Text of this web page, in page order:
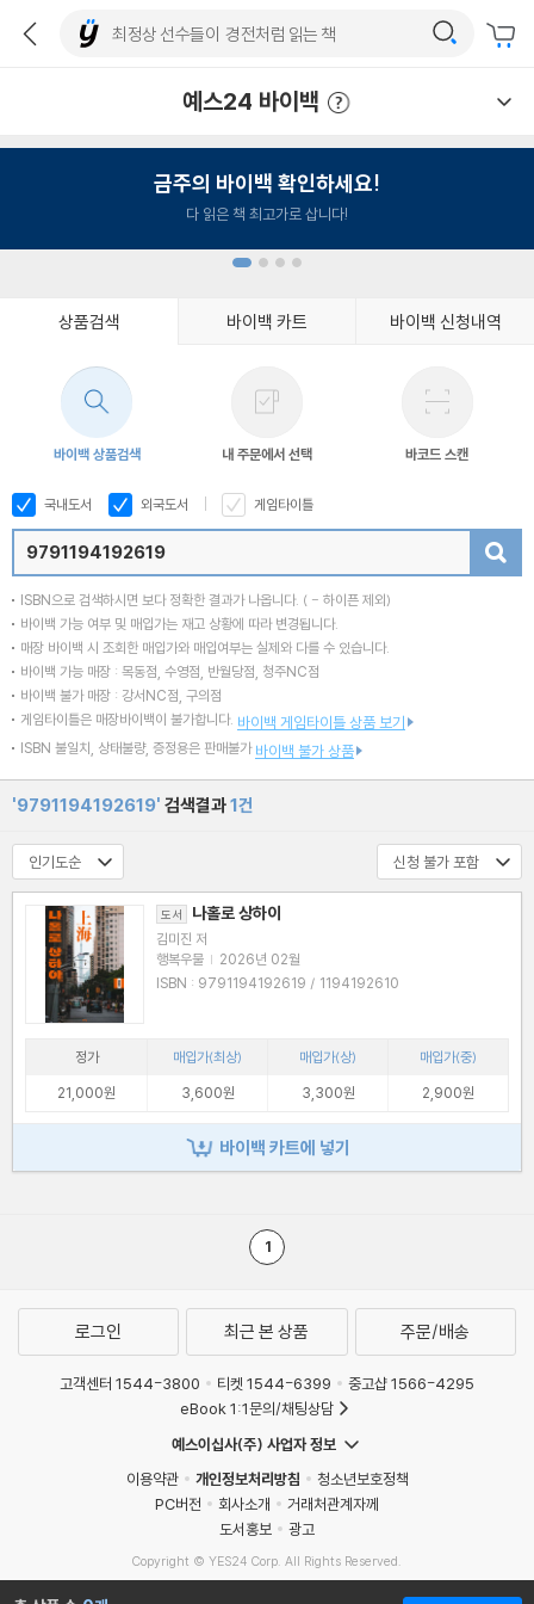
예스24 바이백
금주의 바이백 확인하세요!
다 읽은 책 최고가로 삽니다!
상품검색 바이백 카트 바이백 신청내역
바이백 상품검색 내 주문에서 선택 바코드 스캔
국내도서 외국도서 게임타이틀
ISBN으로 검색하시면 보다 정확한 결과가 나옵니다. ( - 하이픈 제외)
바이백 가능 여부 및 매입가는 재고 상황에 따라 변경됩니다.
매장 바이백 시 조회한 매입가와 매입여부는 실제와 다를 수 있습니다.
바이백 가능 매장 : 목동점, 수영점, 반월당점, 청주NC점
바이백 불가 매장 : 강서NC점, 구의점
게임타이틀은 매장바이백이 불가합니다. 바이백 게임타이틀 상품 보기
ISBN 불일치, 상태불량, 증정용은 판매불가 바이백 불가 상품
'9791194192619' 검색결과1건
도서 나홀로 상하이
김미진 저
행복우물 | 2026년 02월
ISBN : 9791194192619 / 1194192610
정가 매입가(최상) 매입가(상)
매입가(중)
21,000원
3,600원 3,300원 2,900원
바이백 카트에 넣기
1
로그인 최근 본 상품 주문/배송
고객센터 1544-3800 티켓 1544-6399
중고샵 1566-4295
eBook 1:1문의/채팅상담
예스이십사(주) 사업자 정보
이용약관
개인정보처리방침
청소년보호정책
PC버전
회사소개
거래처관계자께
도서홍보
광고
Copyright © YES24 Corp. All Rights Reserved.
MATOM15